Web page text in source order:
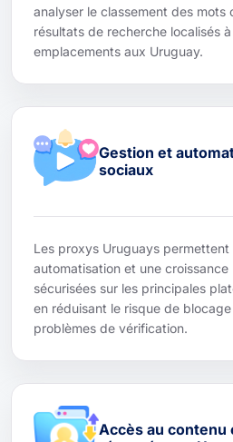
analyser le classement des mots
résultats de recherche localisés
emplacements aux Uruguay.
Gestion et
sociaux
Les proxys Uruguays permettent
automatisation et une
sécurisées sur les principales
en réduisant le risque de
problèmes de vérification.
Accès au